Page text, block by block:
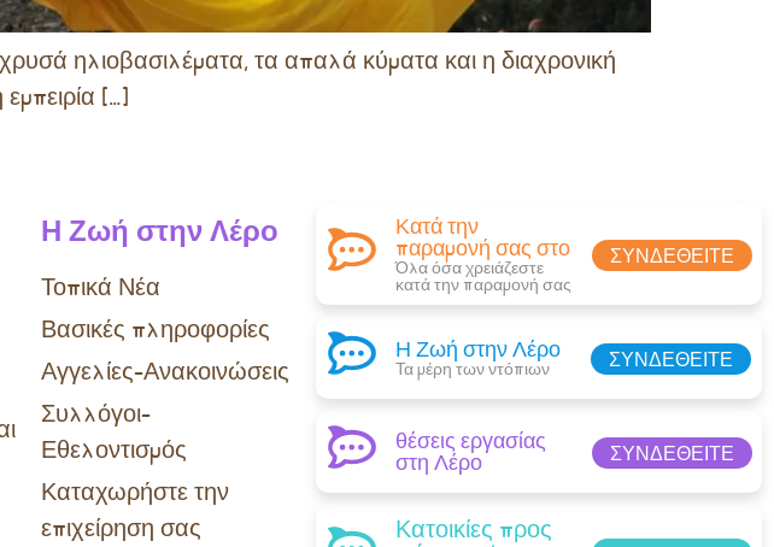
ηλιοβασιλέματα, τα απαλά κύματα και η διαχρονική
[…]
Η Ζωή στην Λέρο
Τοπικά Νέα
Βασικές πληροφορίες
Αγγελίες-Ανακοινώσεις
Συλλόγοι-
Εθελοντισμός
Καταχωρήστε την
επιχείρηση σας
Κατά την
παραμονή σας στο
Όλα όσα χρειάζεστε
κατά την παραμονή σας​
ΣΥΝΔΕΘΕΊΤΕ
Η Ζωή στην Λέρο
Τα μέρη των ντόπιων ΣΥΝΔΕΘΕΊΤΕ
θέσεις εργασίας
στη Λέρο ΣΥΝΔΕΘΕΊΤΕ
Κατοικίες προς